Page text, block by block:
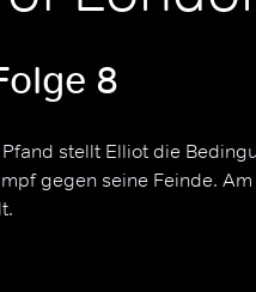
8
stellt Elliot die
gegen seine Feinde.